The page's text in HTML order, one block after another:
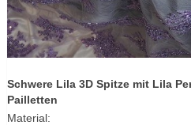
Schwere Lila 3D Spitze mit Lila
Pailletten
Material: